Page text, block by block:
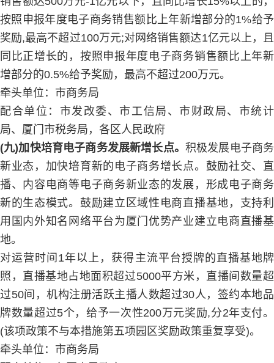
按照申报年度电子商务销售额比上年新增部分的1%给予
奖励,最高不超过100万元;对网络销售额达1亿元以上，且
同比正增长的，按照申报年度电子商务销售额比上年新
增部分的0.5%给予奖励，最高不超过200万元。
牵头单位：市商务局
配合单位：市发改委、市工信局、市财政局、市统计
局、厦门市税务局，各区人民政府
(九)加快培育电子商务发展新增长点。 积极发展电子商务
新业态，加快培育新的电子商务增长点。鼓励社交、直
播、内容电商等电子商务新业态的发展，形成电子商务
新的生态模式。鼓励建立区域性电商直播基地，支持利
用国内外知名网络平台为厦门优势产业建立电商直播基
地。
对运营时间1年以上，获得主流平台授牌的直播基地牌
照，直播基地占地面积超过5000平方米，直播间数量超
过50间，机构注册活跃主播人数超过30人，签约本地品
牌数量超过5个，给予一次性200万元奖励,分2年支付。
(该项政策不与本措施第五项园区奖励政策重复享受)。
牵头单位：市商务局